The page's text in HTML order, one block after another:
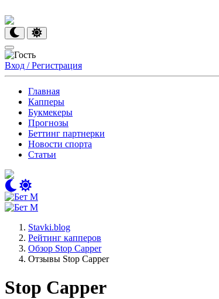
Вход / Регистрация
Главная
Капперы
Букмекеры
Прогнозы
Беттинг партнерки
Новости спорта
Статьи
Stavki.blog
Рейтинг капперов
Обзор Stop Сapper
Отзывы Stop Сapper
Stop Сapper